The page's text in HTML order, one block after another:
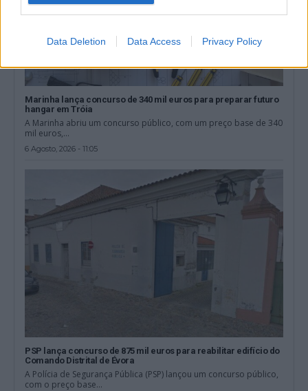
Data Deletion Data Access Privacy Policy
Marinha lança concurso de 340 mil euros para preparar futuro
hangar em Tróia
A Marinha abriu um concurso público, com um preço base de 340
mil euros,...
6 Agosto, 2026 - 11:05
PSP lança concurso de 875 mil euros para reabilitar edifício do
Comando Distrital de Évora
A Polícia de Segurança Pública (PSP) lançou um concurso público,
com o preço base...